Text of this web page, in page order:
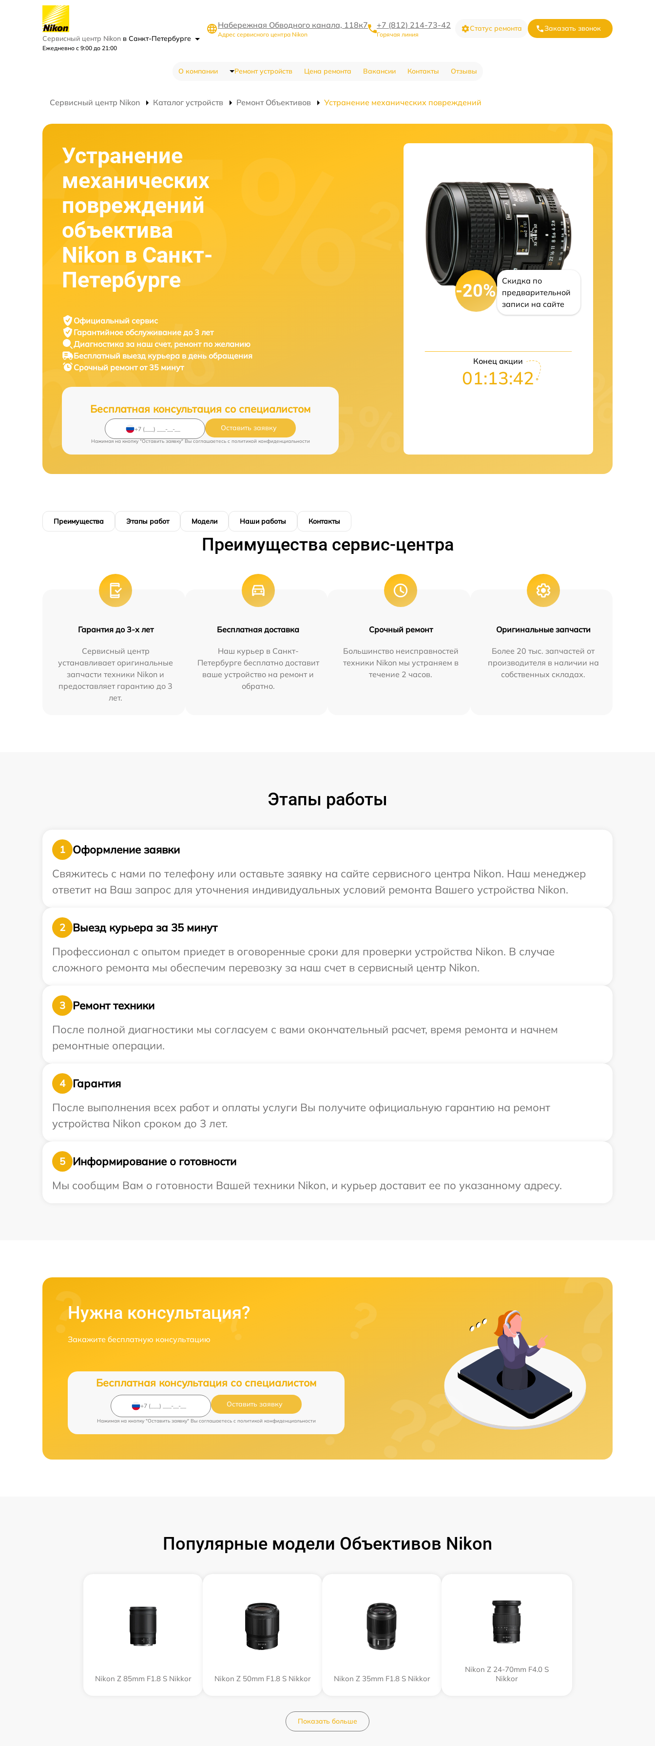
Сервисный центр Nikon в Санкт-Петербурге
Ежедневно с 9:00 до 21:00
Набережная Обводного канала, 118к7
Адрес сервисного центра Nikon
+7 (812) 214-73-42
Горячая линия
Статус ремонта Заказать звонок
О компании Ремонт устройств Цена ремонта Вакансии Контакты Отзывы
Сервисный центр Nikon Каталог устройств Ремонт Объективов Устранение механических повреждений
Устранение
механических
повреждений
объектива
Nikon в Санкт-
Петербурге
Официальный сервис
Гарантийное обслуживание до 3 лет
Диагностика за наш счет, ремонт по желанию
Бесплатный выезд курьера в день обращения
Срочный ремонтот 35 минут
Бесплатная консультация со специалистом
Оставить заявку
Нажимая на кнопку "Оставить заявку" Вы соглашаетесь c политикой конфиденциальности
-20%
Скидка по
предварительной
записи на сайте
Конец акции
01:13:41
Преимущества Этапы работ Модели Наши работы Контакты
Преимущества сервис-центра
Гарантия до 3-х лет
Сервисный центр
устанавливает оригинальные
запчасти техники Nikon и
предоставляет гарантию до 3
лет.
Бесплатная доставка
Наш курьер в Санкт-
Петербурге бесплатно доставит
ваше устройство на ремонт и
обратно.
Срочный ремонт
Большинство неисправностей
техники Nikon мы устраняем в
течение 2 часов.
Оригинальные запчасти
Более 20 тыс. запчастей от
производителя в наличии на
собственных складах.
Этапы работы
1
Оформление заявки
Свяжитесь с нами по телефону или оставьте заявку на сайте сервисного центра Nikon. Наш менеджер
ответит на Ваш запрос для уточнения индивидуальных условий ремонта Вашего устройства Nikon.
2
Выезд курьера за 35 минут
Профессионал с опытом приедет в оговоренные сроки для проверки устройства Nikon. В случае
сложного ремонта мы обеспечим перевозку за наш счет в сервисный центр Nikon.
3
Ремонт техники
После полной диагностики мы согласуем с вами окончательный расчет, время ремонта и начнем
ремонтные операции.
4
Гарантия
После выполнения всех работ и оплаты услуги Вы получите официальную гарантию на ремонт
устройства Nikon сроком до 3 лет.
5
Информирование о готовности
Мы сообщим Вам о готовности Вашей техники Nikon, и курьер доставит ее по указанному адресу.
Нужна консультация?
Закажите бесплатную консультацию
Бесплатная консультация со специалистом
Оставить заявку
Нажимая на кнопку "Оставить заявку" Вы соглашаетесь c политикой конфиденциальности
Популярные модели Объективов Nikon
Nikon Z 85mm F1.8 S Nikkor Nikon Z 50mm F1.8 S Nikkor Nikon Z 35mm F1.8 S Nikkor
Nikon Z 24-70mm F4.0 S
Nikkor
Показать больше